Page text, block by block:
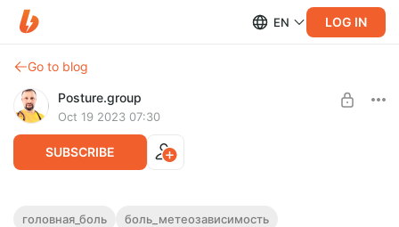
EN LOG IN
Go to blog
Posture.group
Oct 19 2023 07:30
SUBSCRIBE
БОЛИТ НА ПОГОДУ?!
головная_боль
боль_метеозависимость